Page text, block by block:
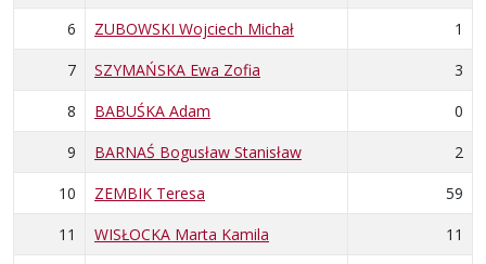
6
ZUBOWSKI Wojciech Michał
1
7
SZYMAŃSKA Ewa Zofia
3
8
BABUŚKA Adam
0
9
BARNAŚ Bogusław Stanisław
2
10
ZEMBIK Teresa
59
11
WISŁOCKA Marta Kamila
11